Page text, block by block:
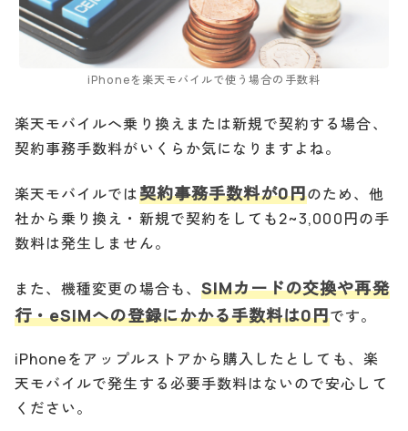
iPhoneを楽天モバイルで使う場合の手数料
楽天モバイルへ乗り換えまたは新規で契約する場合、
契約事務手数料がいくらか気になりますよね。
楽天モバイルでは契約事務手数料が0円のため、他
社から乗り換え・新規で契約をしても2~3,000円の手
数料は発生しません。
また、機種変更の場合も、 SIMカードの交換や再発
行・eSIMへの登録にかかる手数料は0円です。
iPhoneをアップルストアから購入したとしても、楽
天モバイルで発生する必要手数料はないので安心して
ください。